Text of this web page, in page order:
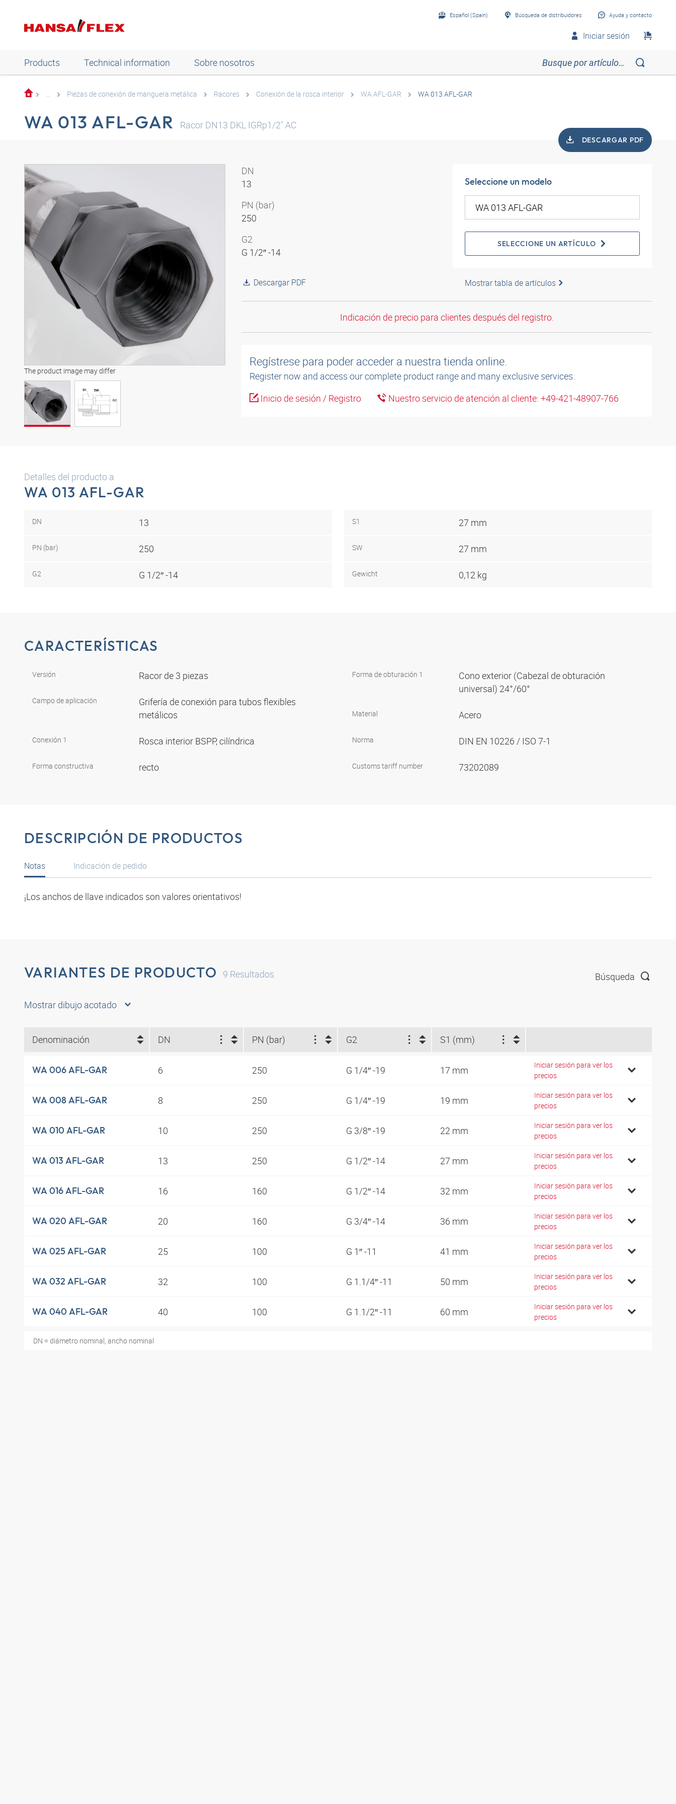
Español (Spain) Búsqueda de distribuidores Ayuda y contacto
Iniciar sesión
Products Technical information Sobre nosotros
... Piezas de conexión de manguera metálica Racores Conexión de la rosca interior WA AFL-GAR WA 013 AFL-GAR
WA 013 AFL-GAR Racor DN13 DKL IGRp1/2" AC
DESCARGAR PDF
The product image may differ
DN
13
PN (bar)
250
G2
G 1/2″ -14
Descargar PDF
Seleccione un modelo
SELECCIONE UN ARTÍCULO
Mostrar tabla de artículos
Indicación de precio para clientes después del registro.
Regístrese para poder acceder a nuestra tienda online.
Register now and access our complete product range and many exclusive services.
Inicio de sesión / Registro
Nuestro servicio de atención al cliente: +49-421-48907-766
Detalles del producto a
WA 013 AFL-GAR
DN 13
PN (bar) 250
G2 G 1/2″ -14
S1 27 mm
SW 27 mm
Gewicht 0,12 kg
CARACTERÍSTICAS
Versión Racor de 3 piezas
Campo de aplicación
Grifería de conexión para tubos flexibles
metálicos
Conexión 1 Rosca interior BSPP, cilíndrica
Forma constructiva recto
Forma de obturación 1
Cono exterior (Cabezal de obturación
universal) 24°/60°
Material Acero
Norma DIN EN 10226 / ISO 7-1
Customs tariff number 73202089
DESCRIPCIÓN DE PRODUCTOS
Notas
¡Los anchos de llave indicados son valores orientativos!
Indicación de pedido
VARIANTES DE PRODUCTO 9 Resultados Búsqueda
Mostrar dibujo acotado
Denominación DN PN (bar) G2 S1 (mm)
WA 006 AFL-GAR 6 250 G 1/4″ -19 17 mm
Iniciar sesión para ver los
precios
WA 008 AFL-GAR 8 250 G 1/4″ -19 19 mm
Iniciar sesión para ver los
precios
WA 010 AFL-GAR 10 250 G 3/8″ -19 22 mm
Iniciar sesión para ver los
precios
WA 013 AFL-GAR 13 250 G 1/2″ -14 27 mm
Iniciar sesión para ver los
precios
WA 016 AFL-GAR 16 160 G 1/2″ -14 32 mm
Iniciar sesión para ver los
precios
WA 020 AFL-GAR 20 160 G 3/4″ -14 36 mm
Iniciar sesión para ver los
precios
WA 025 AFL-GAR 25 100 G 1″ -11 41 mm
Iniciar sesión para ver los
precios
WA 032 AFL-GAR 32 100 G 1.1/4″ -11 50 mm
Iniciar sesión para ver los
precios
WA 040 AFL-GAR 40 100 G 1.1/2″ -11 60 mm
Iniciar sesión para ver los
precios
DN = diámetro nominal, ancho nominal